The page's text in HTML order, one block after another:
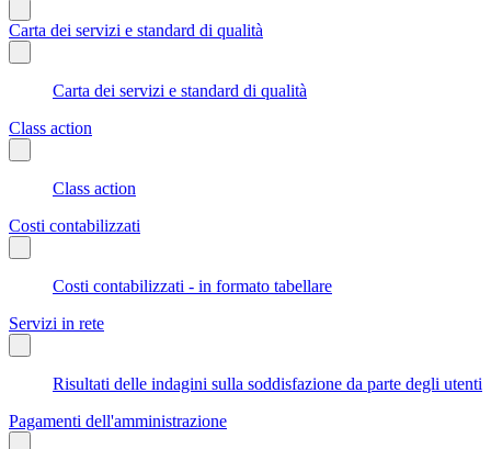
Carta dei servizi e standard di qualità
Carta dei servizi e standard di qualità
Class action
Class action
Costi contabilizzati
Costi contabilizzati - in formato tabellare
Servizi in rete
Risultati delle indagini sulla soddisfazione da parte degli utenti
Pagamenti dell'amministrazione